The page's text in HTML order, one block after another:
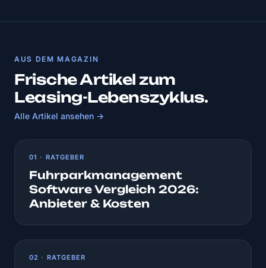
AUS DEM MAGAZIN
Frische Artikel zum
Leasing-Lebenszyklus.
Alle Artikel ansehen →
01 · RATGEBER
Fuhrparkmanagement
Software Vergleich 2026:
Anbieter & Kosten
02 · RATGEBER